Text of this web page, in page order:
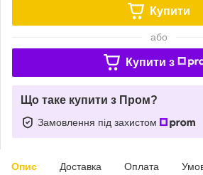
Купити
або
Купити з
Що таке купити з Пром?
Замовлення під захистом
Опис Доставка Оплата